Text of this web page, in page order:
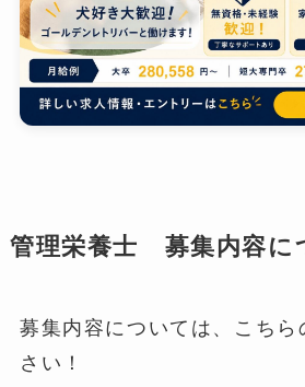
管理栄養士 募集内容に
募集内容については、こちら
さい！